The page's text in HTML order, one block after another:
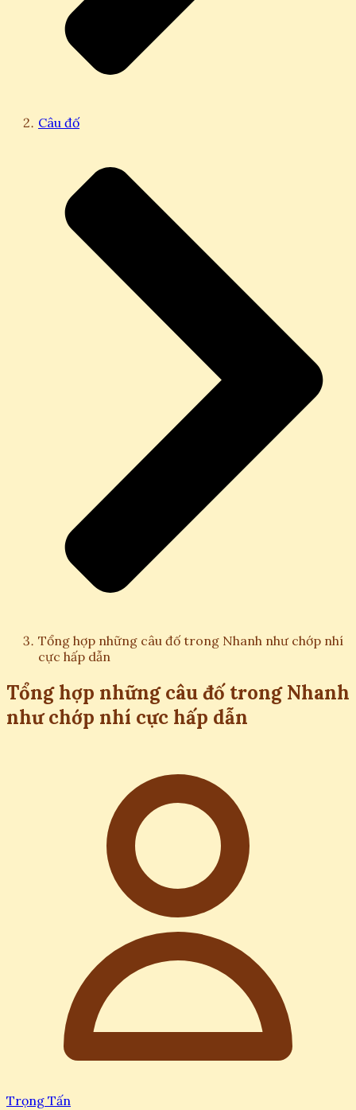
Câu đố
Tổng hợp những câu đố trong Nhanh như chớp nhí
cực hấp dẫn
Tổng hợp những câu đố trong Nhanh
như chớp nhí cực hấp dẫn
Trọng Tấn